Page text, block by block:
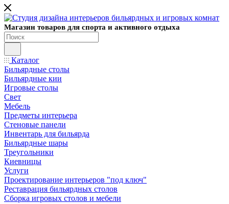
Магазин товаров для спорта и активного отдыха
Каталог
Бильярдные столы
Бильярдные кии
Игровые столы
Свет
Мебель
Предметы интерьера
Стеновые панели
Инвентарь для бильярда
Бильярдные шары
Треугольники
Киевницы
Услуги
Проектирование интерьеров "под ключ"
Реставрация бильярдных столов
Сборка игровых столов и мебели